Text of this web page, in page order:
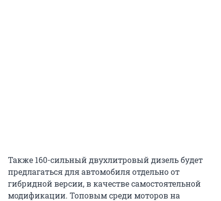
Также 160-сильный двухлитровый дизель будет
предлагаться для автомобиля отдельно от
гибридной версии, в качестве самостоятельной
модификации. Топовым среди моторов на